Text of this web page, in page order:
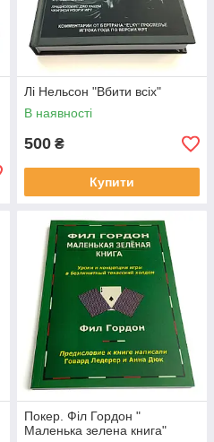
Лі Нельсон "Вбити всіх"
В наявності
500 ₴
Купити
Покер. Філ Гордон "
Маленька зелена книга"